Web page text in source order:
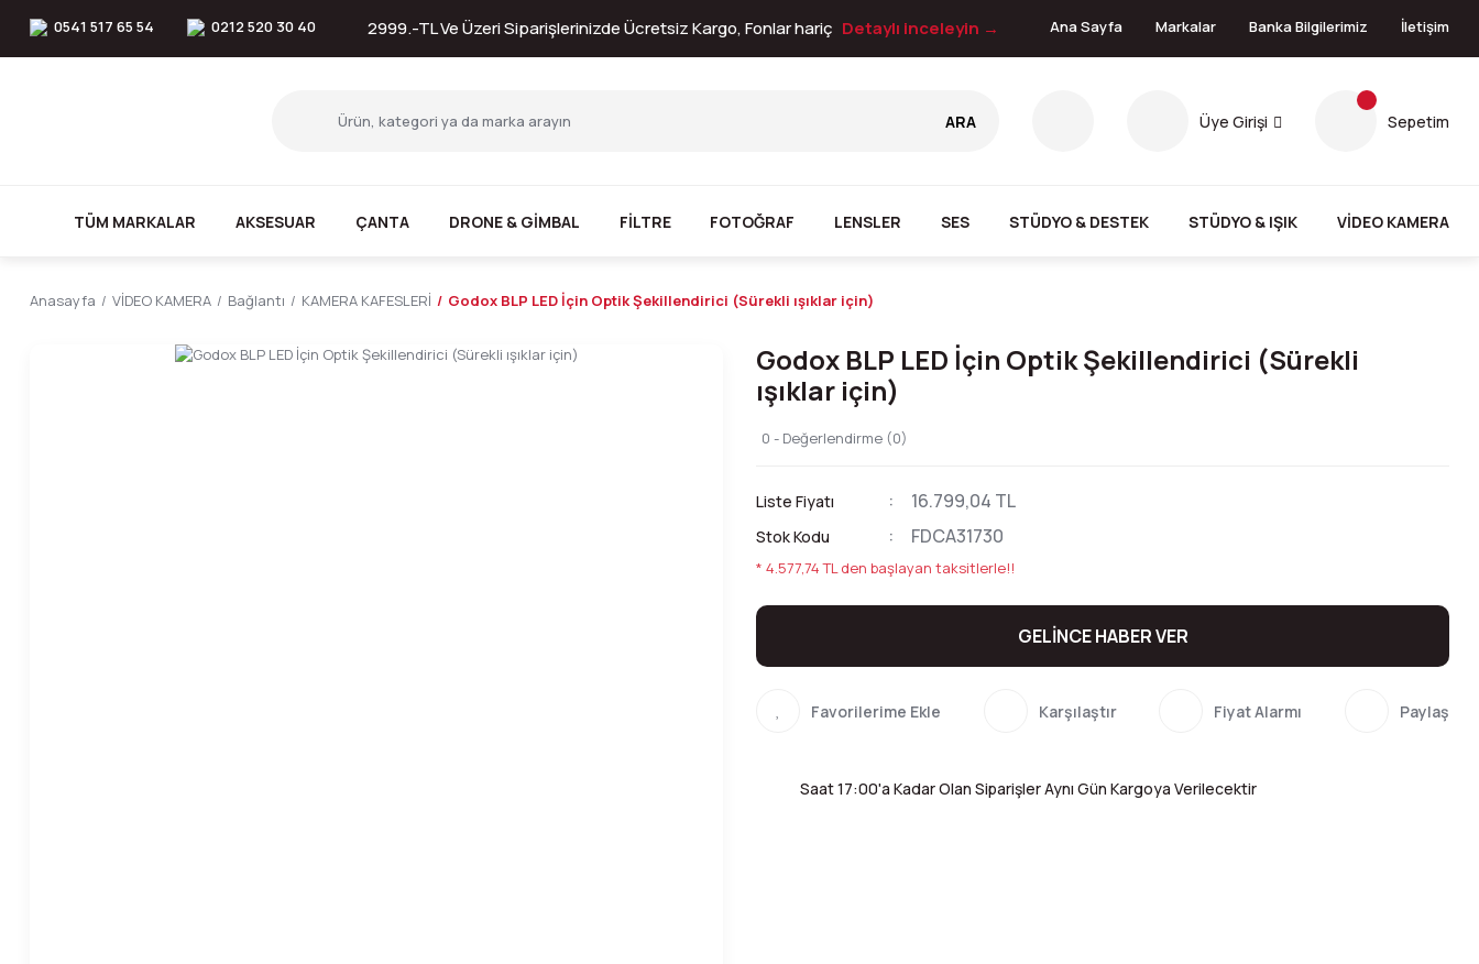
0541 517 65 54 0212 520 30 40 2999.-TL Ve Üzeri Siparişlerinizde Ücretsiz Kargo, Fonlar hariç Detaylı inceleyin → Ana Sayfa Markalar Banka Bilgilerimiz İletişim
ARA Üye Girişi Sepetim
TÜM MARKALAR AKSESUAR ÇANTA DRONE & GİMBAL FİLTRE FOTOĞRAF LENSLER SES STÜDYO & DESTEK STÜDYO & IŞIK VİDEO KAMERA
Anasayfa VİDEO KAMERA Bağlantı KAMERA KAFESLERİ Godox BLP LED İçin Optik Şekillendirici (Sürekli ışıklar için)
Godox BLP LED İçin Optik Şekillendirici (Sürekli
ışıklar için)
0 - Değerlendirme (0)
Liste Fiyatı 16.799,04 TL
Stok Kodu FDCA31730
* 4.577,74 TL den başlayan taksitlerle!!
GELİNCE HABER VER
Karşılaştır Fiyat Alarmı Paylaş
Saat 17:00'a Kadar Olan Siparişler Aynı Gün Kargoya Verilecektir